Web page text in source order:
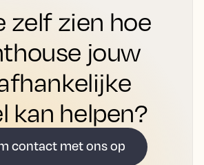
zelf zien hoe
jouw
kan helpen?
contact met ons op